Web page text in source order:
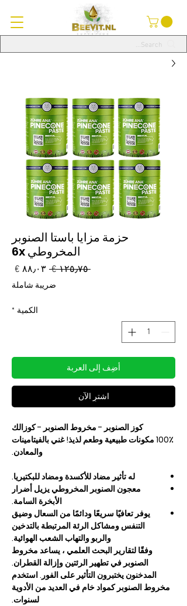
حزمة مزايا باستا الصنوبر
المخروطي 6x
‏١٢٥٫٧٥ €
سعر
عادي
ضريبة شاملة
الكمية *
أضِف إلى العربة
اشترِ الآن
كوز الصنوبر - مخروط الصنوبر - كوزالك
100٪ مكونات طبيعية وطعم لذيذ! غني بالفيتامينات
والمعادن.
له تأثير مضاد للأكسدة ومضاد للبكتيريا.
معجون الصنوبر المخروطي يزيل أضرار
الأبخرة السامة.
يوفر تعافيًا سريعًا ودائمًا من السعال وضيق
التنفس ومشاكل الرئة المرتبطة بالتدخين
والربو والتهاب الشعب الهوائية.
وفقًا لتقارير البحث العلمي ، يساعد مخروط
الصنوبر في تطهير الرئتين وإزالة القطران.
المدخنون يختبرون التأثير على الفور. استخدم
مخروط الصنوبر كمواد خام في العديد من الأدوية
لسنوات.